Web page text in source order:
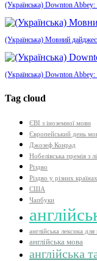
(Українська) Downton Abbey:
(Українська) Мовний
(Українська) Downton Abbey:
Tag cloud
ЄВІ з іноземної мови
Європейський день
Джозеф Конрад
Нобелівська премія з
Різдво
Різдво у різних країнах
США
Чапбуки
англійська лексика для
англійська мова
англійська